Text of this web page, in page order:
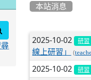
本站消息
文章列
2025-10-02 研習
線上研習」
(
2025-10-02 研習